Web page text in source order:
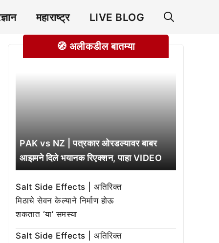
महाराष्ट्र LIVE BLOG
🧭 अलीकडील बातम्या
PAK vs NZ | पत्रकार ओरडल्यावर बाबर
आझमने दिले भयानक रिएक्शन, पाहा VIDEO
Salt Side Effects | अतिरिक्त
मिठाचे सेवन केल्याने निर्माण होऊ
शकतात ‘या’ समस्या
Salt Side Effects | अतिरिक्त